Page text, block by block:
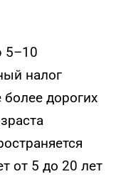
5–10
налог
дорогих
от 5 до 20 лет